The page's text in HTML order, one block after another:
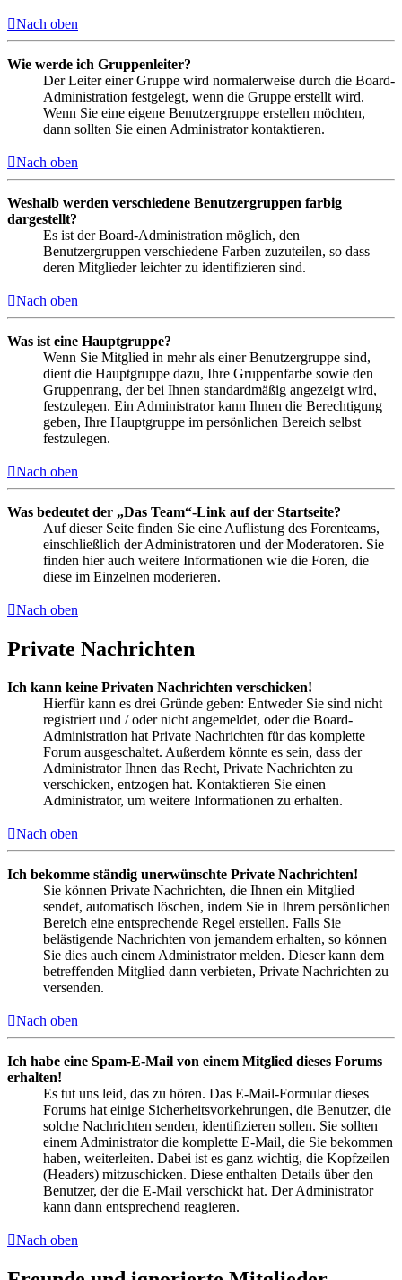
Nach oben
Wie werde ich Gruppenleiter?
Der Leiter einer Gruppe wird normalerweise durch die Board-
Administration festgelegt, wenn die Gruppe erstellt wird.
Wenn Sie eine eigene Benutzergruppe erstellen möchten,
dann sollten Sie einen Administrator kontaktieren.
Nach oben
Weshalb werden verschiedene Benutzergruppen farbig
dargestellt?
Es ist der Board-Administration möglich, den
Benutzergruppen verschiedene Farben zuzuteilen, so dass
deren Mitglieder leichter zu identifizieren sind.
Nach oben
Was ist eine Hauptgruppe?
Wenn Sie Mitglied in mehr als einer Benutzergruppe sind,
dient die Hauptgruppe dazu, Ihre Gruppenfarbe sowie den
Gruppenrang, der bei Ihnen standardmäßig angezeigt wird,
festzulegen. Ein Administrator kann Ihnen die Berechtigung
geben, Ihre Hauptgruppe im persönlichen Bereich selbst
festzulegen.
Nach oben
Was bedeutet der „Das Team“-Link auf der Startseite?
Auf dieser Seite finden Sie eine Auflistung des Forenteams,
einschließlich der Administratoren und der Moderatoren. Sie
finden hier auch weitere Informationen wie die Foren, die
diese im Einzelnen moderieren.
Nach oben
Private Nachrichten
Ich kann keine Privaten Nachrichten verschicken!
Hierfür kann es drei Gründe geben: Entweder Sie sind nicht
registriert und / oder nicht angemeldet, oder die Board-
Administration hat Private Nachrichten für das komplette
Forum ausgeschaltet. Außerdem könnte es sein, dass der
Administrator Ihnen das Recht, Private Nachrichten zu
verschicken, entzogen hat. Kontaktieren Sie einen
Administrator, um weitere Informationen zu erhalten.
Nach oben
Ich bekomme ständig unerwünschte Private Nachrichten!
Sie können Private Nachrichten, die Ihnen ein Mitglied
sendet, automatisch löschen, indem Sie in Ihrem persönlichen
Bereich eine entsprechende Regel erstellen. Falls Sie
belästigende Nachrichten von jemandem erhalten, so können
Sie dies auch einem Administrator melden. Dieser kann dem
betreffenden Mitglied dann verbieten, Private Nachrichten zu
versenden.
Nach oben
Ich habe eine Spam-E-Mail von einem Mitglied dieses Forums
erhalten!
Es tut uns leid, das zu hören. Das E-Mail-Formular dieses
Forums hat einige Sicherheitsvorkehrungen, die Benutzer, die
solche Nachrichten senden, identifizieren sollen. Sie sollten
einem Administrator die komplette E-Mail, die Sie bekommen
haben, weiterleiten. Dabei ist es ganz wichtig, die Kopfzeilen
(Headers) mitzuschicken. Diese enthalten Details über den
Benutzer, der die E-Mail verschickt hat. Der Administrator
kann dann entsprechend reagieren.
Nach oben